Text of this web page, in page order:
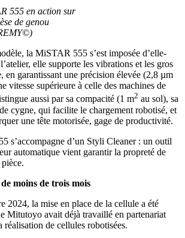
555 en action sur
de genou
la MiSTAR 555 s’est imposée d’elle-
elle supporte les vibrations et les gros
en garantissant une précision élevée (2,8 µm
vitesse supérieure à celle des machines de
aussi par sa compacité (1 m2 au sol), sa
cygne, qui facilite le chargement robotisé, et
une tête motorisée, gage de productivité.
s’accompagne d’un Styli Cleaner : un outil
automatique vient garantir la propreté de
moins de trois mois
2024, la mise en place de la cellule a été
Mitutoyo avait déjà travaillé en partenariat
réalisation de cellules robotisées.